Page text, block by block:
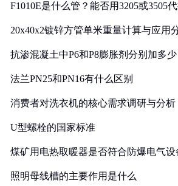
F1010E是什么管？能否用3205或3505
20x40x2镀锌方管单米重量计算与应用
抗渗混凝土中P6和P8膨胀剂分别加多少
法兰PN25和PN16有什么区别
消费者对洗衣机的核心需求调研与分析
U型螺栓的国家标准
煤矿用电热取暖器是否符合防爆电气设
照明母线槽的主要作用是什么